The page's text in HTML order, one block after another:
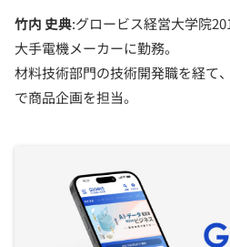
竹内 史典:グロービス経営大学院
大手電機メーカーに勤務。
材料技術部門の技術開発職を経て
で商品企画を担当。